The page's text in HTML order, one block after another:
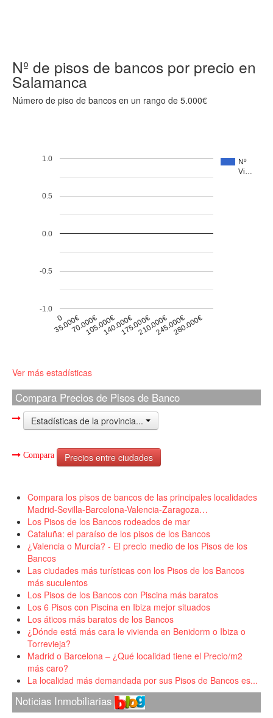
Nº de pisos de bancos por precio en
Salamanca
Número de piso de bancos en un rango de 5.000€
Nº
Vi…
0
35.000€70.000€105.000€140.000€175.000€210.000€245.000€280.000€
-1.0
-0.5
0.0
0.5
1.0
Ver más estadísticas
Compara Precios de Pisos de Banco
Estadísticas de la provincia...
Compara Precios entre ciudades
Compara los pisos de bancos de las principales localidades
Madrid-Sevilla-Barcelona-Valencia-Zaragoza…
Los Pisos de los Bancos rodeados de mar
Cataluña: el paraíso de los pisos de los Bancos
¿Valencia o Murcia? - El precio medio de los Pisos de los
Bancos
Las ciudades más turísticas con los Pisos de los Bancos
más suculentos
Los Pisos de los Bancos con Piscina más baratos
Los 6 Pisos con Piscina en Ibiza mejor situados
Los áticos más baratos de los Bancos
¿Dónde está más cara le vivienda en Benidorm o Ibiza o
Torrevieja?
Madrid o Barcelona – ¿Qué localidad tiene el Precio/m2
más caro?
La localidad más demandada por sus Pisos de Bancos es...
Noticias Inmobiliarias